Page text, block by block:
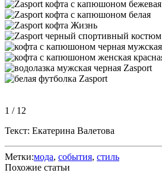
1 / 12
Текст: Екатерина Валетова
Метки:мода, события, стиль
Похожие статьи